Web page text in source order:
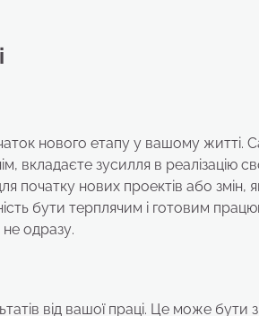
нового етапу у вашому житті.
зусилля в реалізацію
нових проектів або змін,
бути терплячим і готовим
одразу.
від вашої праці. Це може бути